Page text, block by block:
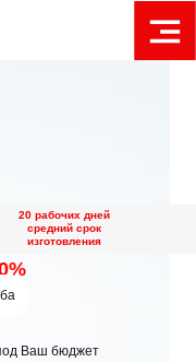
Ваш бюджет
20 рабочих дней
средний срок
изготовления